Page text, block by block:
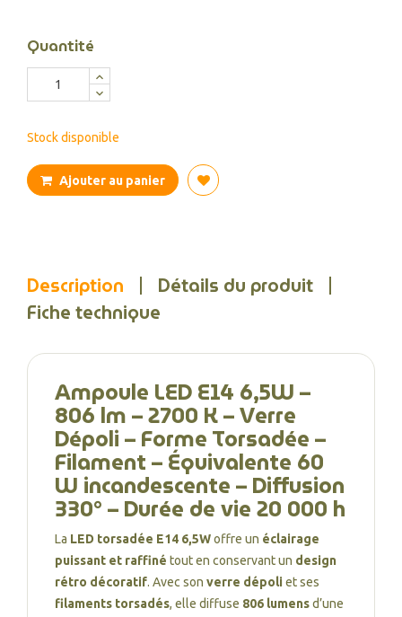
Quantité
Stock disponible
Ajouter au panier
Description
Détails du produit
Fiche technique
Ampoule LED E14 6,5W –
806 lm – 2700 K – Verre
Dépoli – Forme Torsadée –
Filament – Équivalente 60
W incandescente – Diffusion
330° – Durée de vie 20 000 h
La LED torsadée E14 6,5Woffre un éclairage
puissant et raffiné tout en conservant un design
rétro décoratif. Avec son verre dépoliet ses
filaments torsadés, elle diffuse 806 lumensd’une